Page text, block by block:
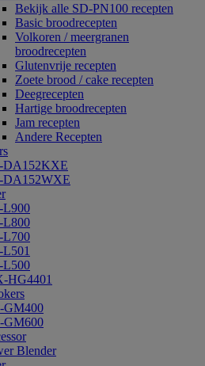
Bekijk alle SD-PN100 recepten
Basic broodrecepten
Volkoren / meergranen
broodrecepten
Glutenvrije recepten
Zoete brood / cake recepten
Deegrecepten
Hartige broodrecepten
Jam recepten
Andere Recepten
DA152KXE
DA152WXE
L900
L800
L700
L500
HG4401
GM400
GM600
Blender